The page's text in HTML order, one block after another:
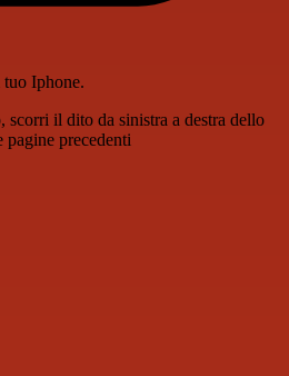
Iphone.
scorri il dito da sinistra a destra dello
pagine precedenti